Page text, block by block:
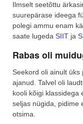
Ilmselt seetõttu
suurepärase ideega
polegi ammu enam
saate lugeda SIIT ja
Rabas oli
Seekord oli ainult
ajanud. Talvel oli
kooli kõigi klassidega
seljas nügida, pidime
otsima.